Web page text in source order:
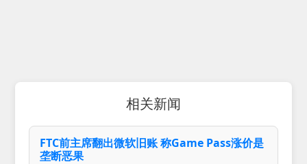
相关新闻
FTC前主席翻出微软旧账 称Game Pass涨价是
垄断恶果